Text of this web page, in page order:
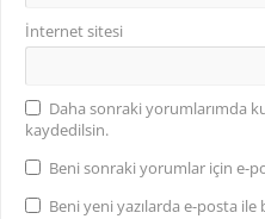
İnternet sitesi
Daha sonraki yorumlarımda
kaydedilsin.
Beni sonraki yorumlar için e-
Beni yeni yazılarda e-posta ile